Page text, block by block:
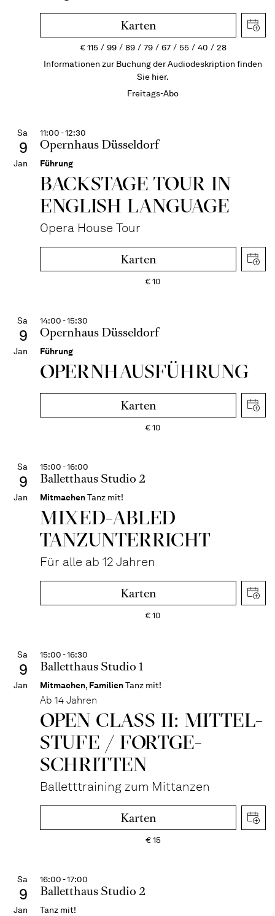
Karten
€115 99 89 79 67 55 40
28
Informationen zur Buchung der Audiodeskription finden
Sie hier.
Freitags-Abo
Sa
9
Jan
11:00 - 12:30
Opernhaus Düsseldorf
Führung
BACKSTAGE TOUR IN
ENGLISH LANGUAGE
Opera House Tour
Karten
€10
Sa
9
Jan
14:00 - 15:30
Opernhaus Düsseldorf
Führung
OPERN­HAUS­FÜH­RUNG
Karten
€10
Sa
9
Jan
15:00 - 16:00
Balletthaus Studio 2
MitmachenTanz mit!
MIXED-­ABLED
TANZ­UNTER­RICHT
Für alle ab 12 Jahren
Karten
€10
Sa
9
Jan
15:00 - 16:30
Balletthaus Studio 1
Mitmachen, FamilienTanz mit!
Ab 14 Jahren
OPEN CLASS II: MITTEL­
STUFE / FORT­GE­
SCHRITTEN
Balletttraining zum Mittanzen
Karten
€15
Sa
9
Jan
16:00 - 17:00
Balletthaus Studio 2
Tanz mit!